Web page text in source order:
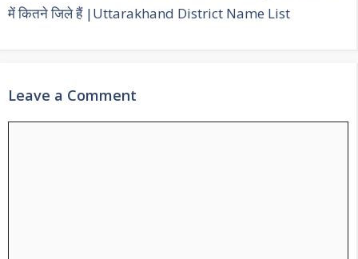
में कितने जिले हैं |Uttarakhand District Name List
Leave a Comment